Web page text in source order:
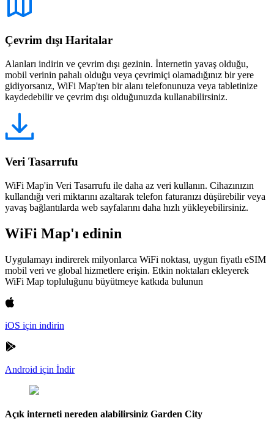
Çevrim dışı Haritalar
Alanları indirin ve çevrim dışı gezinin. İnternetin yavaş olduğu,
mobil verinin pahalı olduğu veya çevrimiçi olamadığınız bir yere
gidiyorsanız, WiFi Map'ten bir alanı telefonunuza veya tabletinize
kaydedebilir ve çevrim dışı olduğunuzda kullanabilirsiniz.
Veri Tasarrufu
WiFi Map'in Veri Tasarrufu ile daha az veri kullanın. Cihazınızın
kullandığı veri miktarını azaltarak telefon faturanızı düşürebilir veya
yavaş bağlantılarda web sayfalarını daha hızlı yükleyebilirsiniz.
WiFi Map'ı edinin
Uygulamayı indirerek milyonlarca WiFi noktası, uygun fiyatlı eSIM
mobil veri ve global hizmetlere erişin. Etkin noktaları ekleyerek
WiFi Map topluluğunu büyütmeye katkıda bulunun
iOS için indirin
Android için İndir
Açık interneti nereden alabilirsiniz Garden City